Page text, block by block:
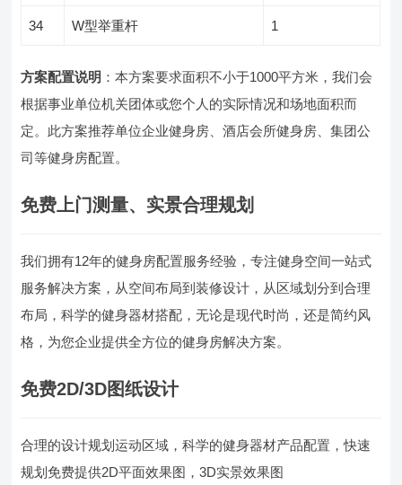
34 W型举重杆 1
方案配置说明 ：本方案要求面积不小于1000平方米，我们会
根据事业单位机关团体或您个人的实际情况和场地面积而
定。此方案推荐单位企业健身房、酒店会所健身房、集团公
司等健身房配置。
免费上门测量、实景合理规划
我们拥有12年的健身房配置服务经验，专注健身空间一站式
服务解决方案，从空间布局到装修设计，从区域划分到合理
布局，科学的健身器材搭配，无论是现代时尚，还是简约风
格，为您企业提供全方位的健身房解决方案。
免费2D/3D图纸设计
合理的设计规划运动区域，科学的健身器材产品配置，快速
规划免费提供2D平面效果图，3D实景效果图